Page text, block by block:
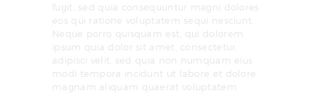
fugit, sed quia consequuntur magni dolores
eos qui ratione voluptatem sequi nesciunt.
Neque porro quisquam est, qui dolorem
ipsum quia dolor sit amet, consectetur,
adipisci velit, sed quia non numquam eius
modi tempora incidunt ut labore et dolore
magnam aliquam quaerat voluptatem.